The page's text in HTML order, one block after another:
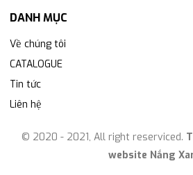
DANH MỤC
Về chúng tôi
CATALOGUE
Tin tức
Liên hệ
© 2020 - 2021, All right reserviced.
website Nắng